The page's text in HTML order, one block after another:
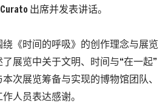
出席并发表讲话。
《时间的呼吸》的创作理念与展览
展览中关于文明、时间与“在一起”
次展览筹备与实现的博物馆团队、
人员表达感谢。